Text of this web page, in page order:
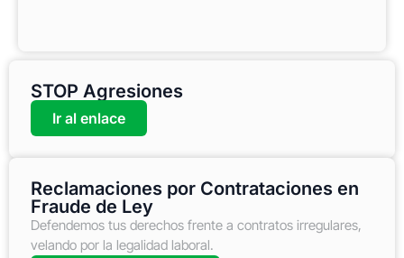
STOP Agresiones
Ir al enlace
Reclamaciones por Contrataciones en
Fraude de Ley
Defendemos tus derechos frente a contratos irregulares,
velando por la legalidad laboral.